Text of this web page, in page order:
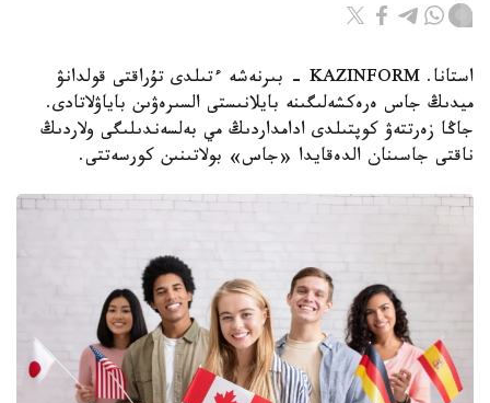
استانا. KAZINFORM - بىرنەشە ءتىلدى تۇراقتى قولدانۋ
ميدىڭ جاس ەرەكشەلىگىنە بايلانىستى السىرەۋىن باياۋلاتادى.
جاڭا زەرتتەۋ كوپتىلدى ادامداردىڭ مي بەلسەندىلىگى ولاردىڭ
ناقتى جاسىنان الدەقايدا «جاس» بولاتىنىن كورسەتتى.